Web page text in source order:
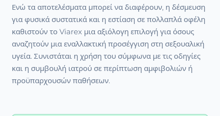
Ενώ τα αποτελέσματα μπορεί να διαφέρουν, η δέσμευση
για φυσικά συστατικά και η εστίαση σε πολλαπλά οφέλη
καθιστούν το Viarex μια αξιόλογη επιλογή για όσους
αναζητούν μια εναλλακτική προσέγγιση στη σεξουαλική
υγεία. Συνιστάται η χρήση του σύμφωνα με τις οδηγίες
και η συμβουλή ιατρού σε περίπτωση αμφιβολιών ή
προϋπαρχουσών παθήσεων.